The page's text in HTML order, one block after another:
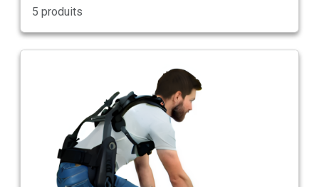
5 produits